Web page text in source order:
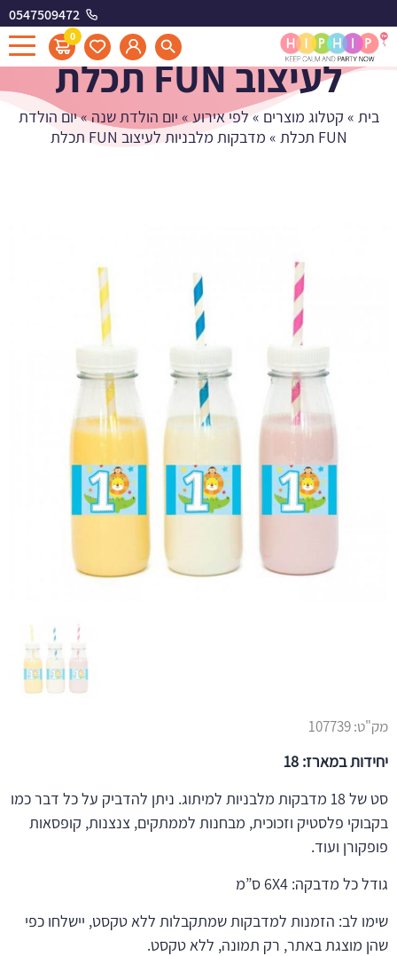
0547509472
0
מדבקות מלבניות
לעיצוב FUN תכלת
בית » קטלוג מוצרים » לפי אירוע» יום הולדת שנה»יום הולדת
FUN תכלת
» מדבקות מלבניות לעיצוב FUN תכלת
מק"ט:107739
יחידות במארז: 18
סט של 18 מדבקות מלבניות למיתוג. ניתן להדביק על כל דבר כמו
בקבוקי פלסטיק וזכוכית, מבחנות לממתקים, צנצנות, קופסאות
פופקורן ועוד.
גודל כל מדבקה: 6X4 ס”מ
שימו לב: הזמנות למדבקות שמתקבלות ללא טקסט, יישלחו כפי
שהן מוצגת באתר, רק תמונה, ללא טקסט.